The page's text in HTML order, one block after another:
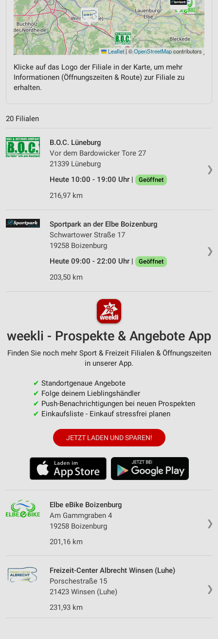
Leaflet |©OpenStreetMapcontributors
Klicke auf das Logo der Filiale in der Karte, um mehr
Informationen (Öffnungszeiten & Route) zur Filiale zu
erhalten.
20 Filialen
❯
B.O.C. Lüneburg
Vor dem Bardowicker Tore 27
21339 Lüneburg
Heute 10:00 - 19:00 Uhr |
Geöffnet
216,97 km
❯
Sportpark an der Elbe Boizenburg
Schwartower Straße 17
19258 Boizenburg
Heute 09:00 - 22:00 Uhr |
Geöffnet
203,50 km
weekli - Prospekte & Angebote App
Finden Sie noch mehr Sport & Freizeit Filialen & Öffnungszeiten
in unserer App.
✔ Standortgenaue Angebote
✔ Folge deinem Lieblingshändler
✔ Push-Benachrichtigungen bei neuen Prospekten
✔ Einkaufsliste - Einkauf stressfrei planen
JETZT LADEN UND SPAREN!
❯
Elbe eBike Boizenburg
Am Gammgraben 4
19258 Boizenburg
201,16 km
❯
Freizeit-Center Albrecht Winsen (Luhe)
Porschestraße 15
21423 Winsen (Luhe)
231,93 km